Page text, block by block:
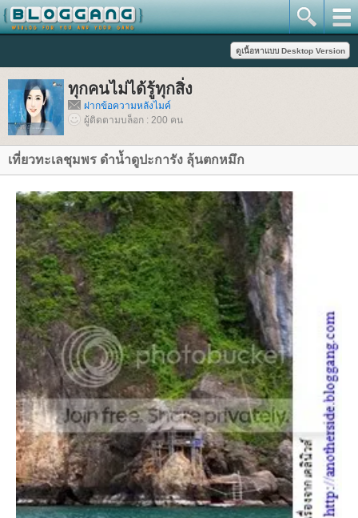
ทุกคนไม่ได้รู้ทุกสิ่ง
ฝากข้อความหลังไมค์
ผู้ติดตามบล็อก : 200 คน
เที่ยวทะเลชุมพร ดำน้ำดูปะการัง ลุ้นตกหมึก